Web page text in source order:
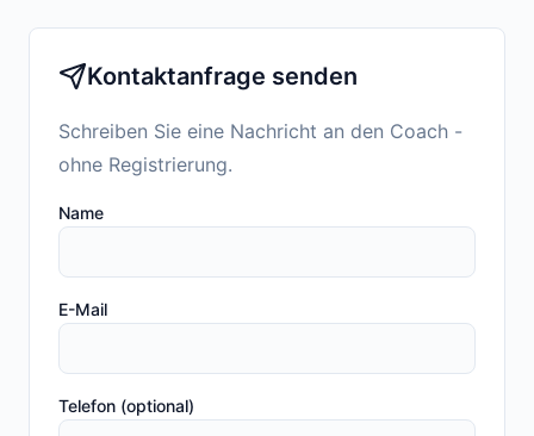
Kontaktanfrage senden
Schreiben Sie eine Nachricht an den Coach -
ohne Registrierung.
Name
E-Mail
Telefon (optional)